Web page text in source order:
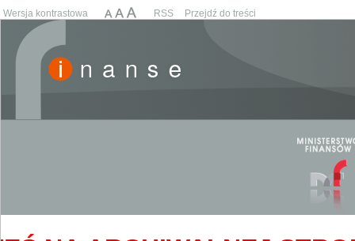
Wersja kontrastowa RSS Przejdź do treści